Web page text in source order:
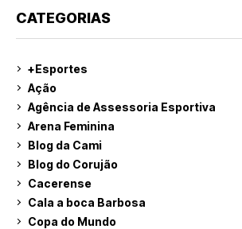
CATEGORIAS
+Esportes
Ação
Agência de Assessoria Esportiva
Arena Feminina
Blog da Cami
Blog do Corujão
Cacerense
Cala a boca Barbosa
Copa do Mundo